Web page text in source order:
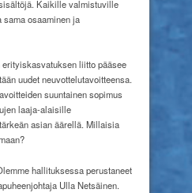
Kaikille valmistuville
osaaminen ja
erityiskasvatuksen liitto pääsee
uudet neuvottelutavoitteensa.
suuntainen sopimus
laaja-alaisille
asian äärellä. Millaisia
hallituksessa perustaneet
Ulla Netsäinen.